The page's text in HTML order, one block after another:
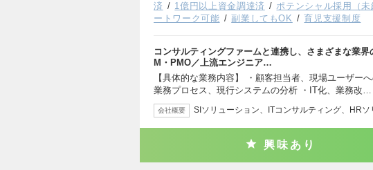
済
1億円以上資金調達済 ポテンシャル採用（未
ートワーク可能
副業してもOK 育児支援制度
コンサルティングファームと連携し、さまざまな業
M・PMO／上流エンジニア…
【具体的な業務内容】 ・顧客担当者、現場ユーザー
業務プロセス、現行システムの分析 ・IT化、業務改…
会社概要 SIソリューション、ITコンサルティング、HRソ
興味あり